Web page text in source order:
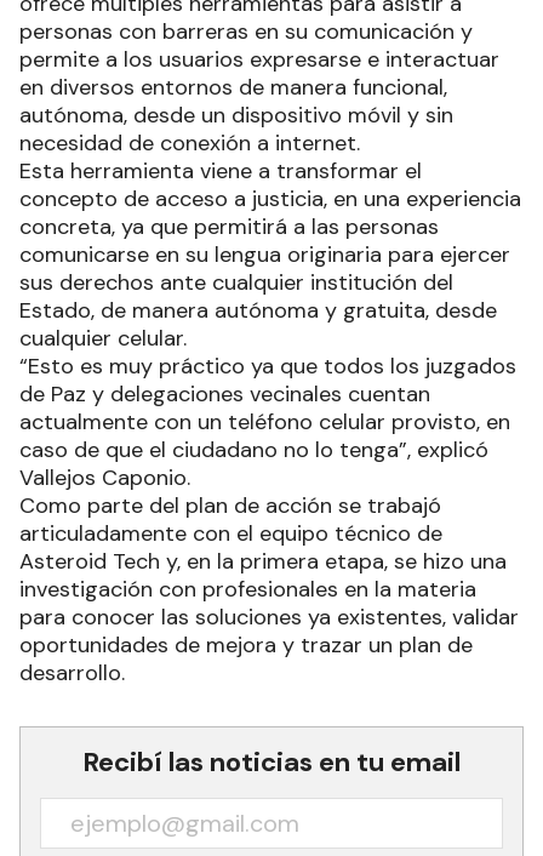
personas con barreras en su comunicación y
permite a los usuarios expresarse e interactuar
en diversos entornos de manera funcional,
autónoma, desde un dispositivo móvil y sin
necesidad de conexión a internet.
Esta herramienta viene a transformar el
concepto de acceso a justicia, en una experiencia
concreta, ya que permitirá a las personas
comunicarse en su lengua originaria para ejercer
sus derechos ante cualquier institución del
Estado, de manera autónoma y gratuita, desde
cualquier celular.
“Esto es muy práctico ya que todos los juzgados
de Paz y delegaciones vecinales cuentan
actualmente con un teléfono celular provisto, en
caso de que el ciudadano no lo tenga”, explicó
Vallejos Caponio.
Como parte del plan de acción se trabajó
articuladamente con el equipo técnico de
Asteroid Tech y, en la primera etapa, se hizo una
investigación con profesionales en la materia
para conocer las soluciones ya existentes, validar
oportunidades de mejora y trazar un plan de
desarrollo.
Recibí las noticias en tu email